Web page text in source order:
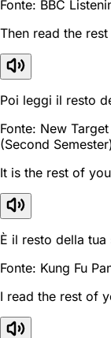
Fonte: BBC
Then read the
Poi leggi il resto
Fonte: New
(Second
It is the rest of
È il resto della tua
Fonte: Kung Fu
I read the rest of